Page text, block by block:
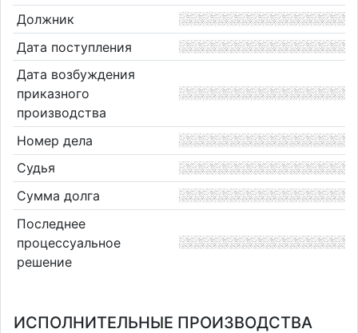
Должник
Дата поступления
Дата возбуждения
приказного
производства
Номер дела
Судья
Сумма долга
Последнее
процессуальное
решение
ИСПОЛНИТЕЛЬНЫЕ ПРОИЗВОДСТВА